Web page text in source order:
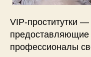
VIP-проститутки
предоставляющие
профессионалы